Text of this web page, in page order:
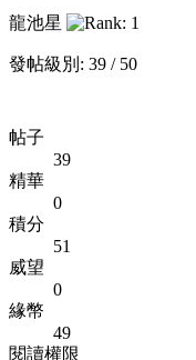
龍池星
發帖級別: 39 / 50
帖子
39
精華
0
積分
51
威望
0
緣幣
49
閱讀權限